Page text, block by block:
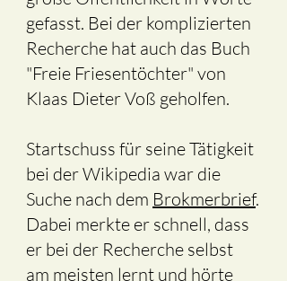
gefasst. Bei der komplizierten
Recherche hat auch das Buch
"Freie Friesentöchter" von
Klaas Dieter Voß geholfen.
Startschuss für seine Tätigkeit
bei der Wikipedia war die
Suche nach dem Brokmerbrief.
Dabei merkte er schnell, dass
er bei der Recherche selbst
am meisten lernt und hörte